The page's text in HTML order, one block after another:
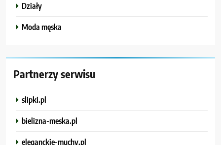
Działy
Moda męska
Partnerzy serwisu
slipki.pl
bielizna-meska.pl
eleganckie-muchy.pl